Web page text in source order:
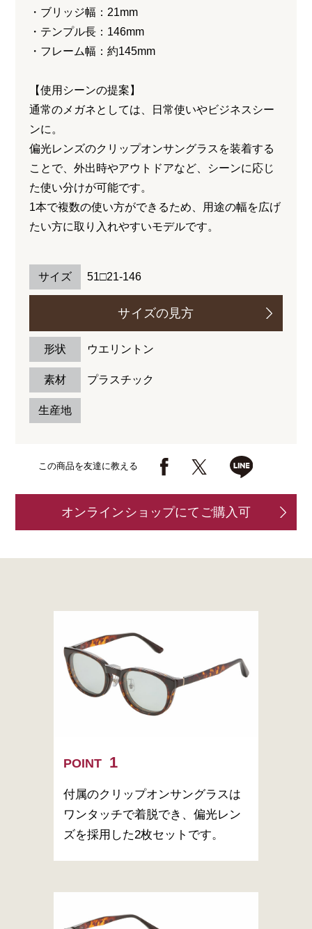
・ブリッジ幅：21mm
・テンプル長：146mm
・フレーム幅：約145mm
【使用シーンの提案】
通常のメガネとしては、日常使いやビジネスシー
ンに。
偏光レンズのクリップオンサングラスを装着する
ことで、外出時やアウトドアなど、シーンに応じ
た使い分けが可能です。
1本で複数の使い方ができるため、用途の幅を広げ
たい方に取り入れやすいモデルです。
サイズ 51□21-146
サイズの見方
形状 ウエリントン
素材 プラスチック
生産地
この商品を友達に教える
オンラインショップにてご購入可
POINT
付属のクリップオンサングラスは
ワンタッチで着脱でき、偏光レン
ズを採用した2枚セットです。